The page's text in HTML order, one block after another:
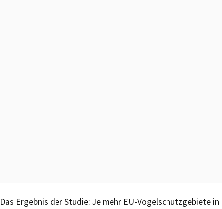
Das Ergebnis der Studie: Je mehr EU-Vogelschutzgebiete in